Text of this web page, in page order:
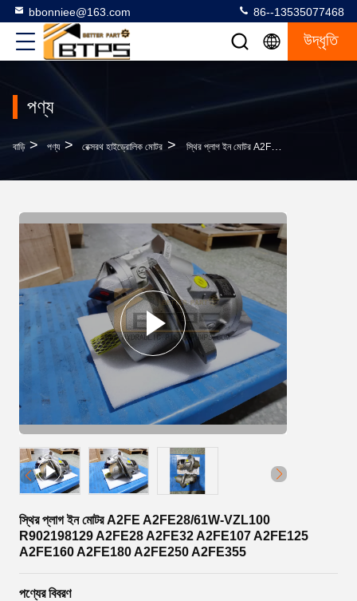
bbonniee@163.com 86--13535077468
উদ্ধৃতি
পণ্য
বাড়ি > পণ্য > রেক্সরথ হাইড্রোলিক মোটর > স্থির প্লাগ ইন মোটর A2FE A2FE28/61W-VZL100 R902198129 A2FE28 A2FE32 A2FE107 A2FE125 A2FE160 A2FE180 A2FE250 A2FE355
স্থির প্লাগ ইন মোটর A2FE A2FE28/61W-VZL100
R902198129 A2FE28 A2FE32 A2FE107 A2FE125
A2FE160 A2FE180 A2FE250 A2FE355
পণ্যের বিবরণ